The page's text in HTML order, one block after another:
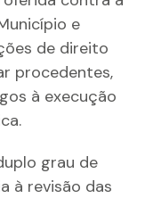
e
de direito
procedentes,
à execução
grau de
à revisão das